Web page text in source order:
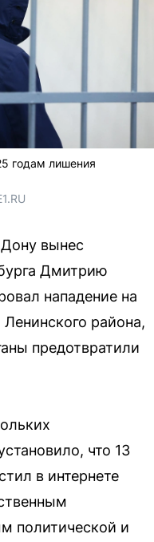
годам лишения
Дону вынес
Дмитрию
нападение на
района,
предотвратили
что 13
в интернете
политической и